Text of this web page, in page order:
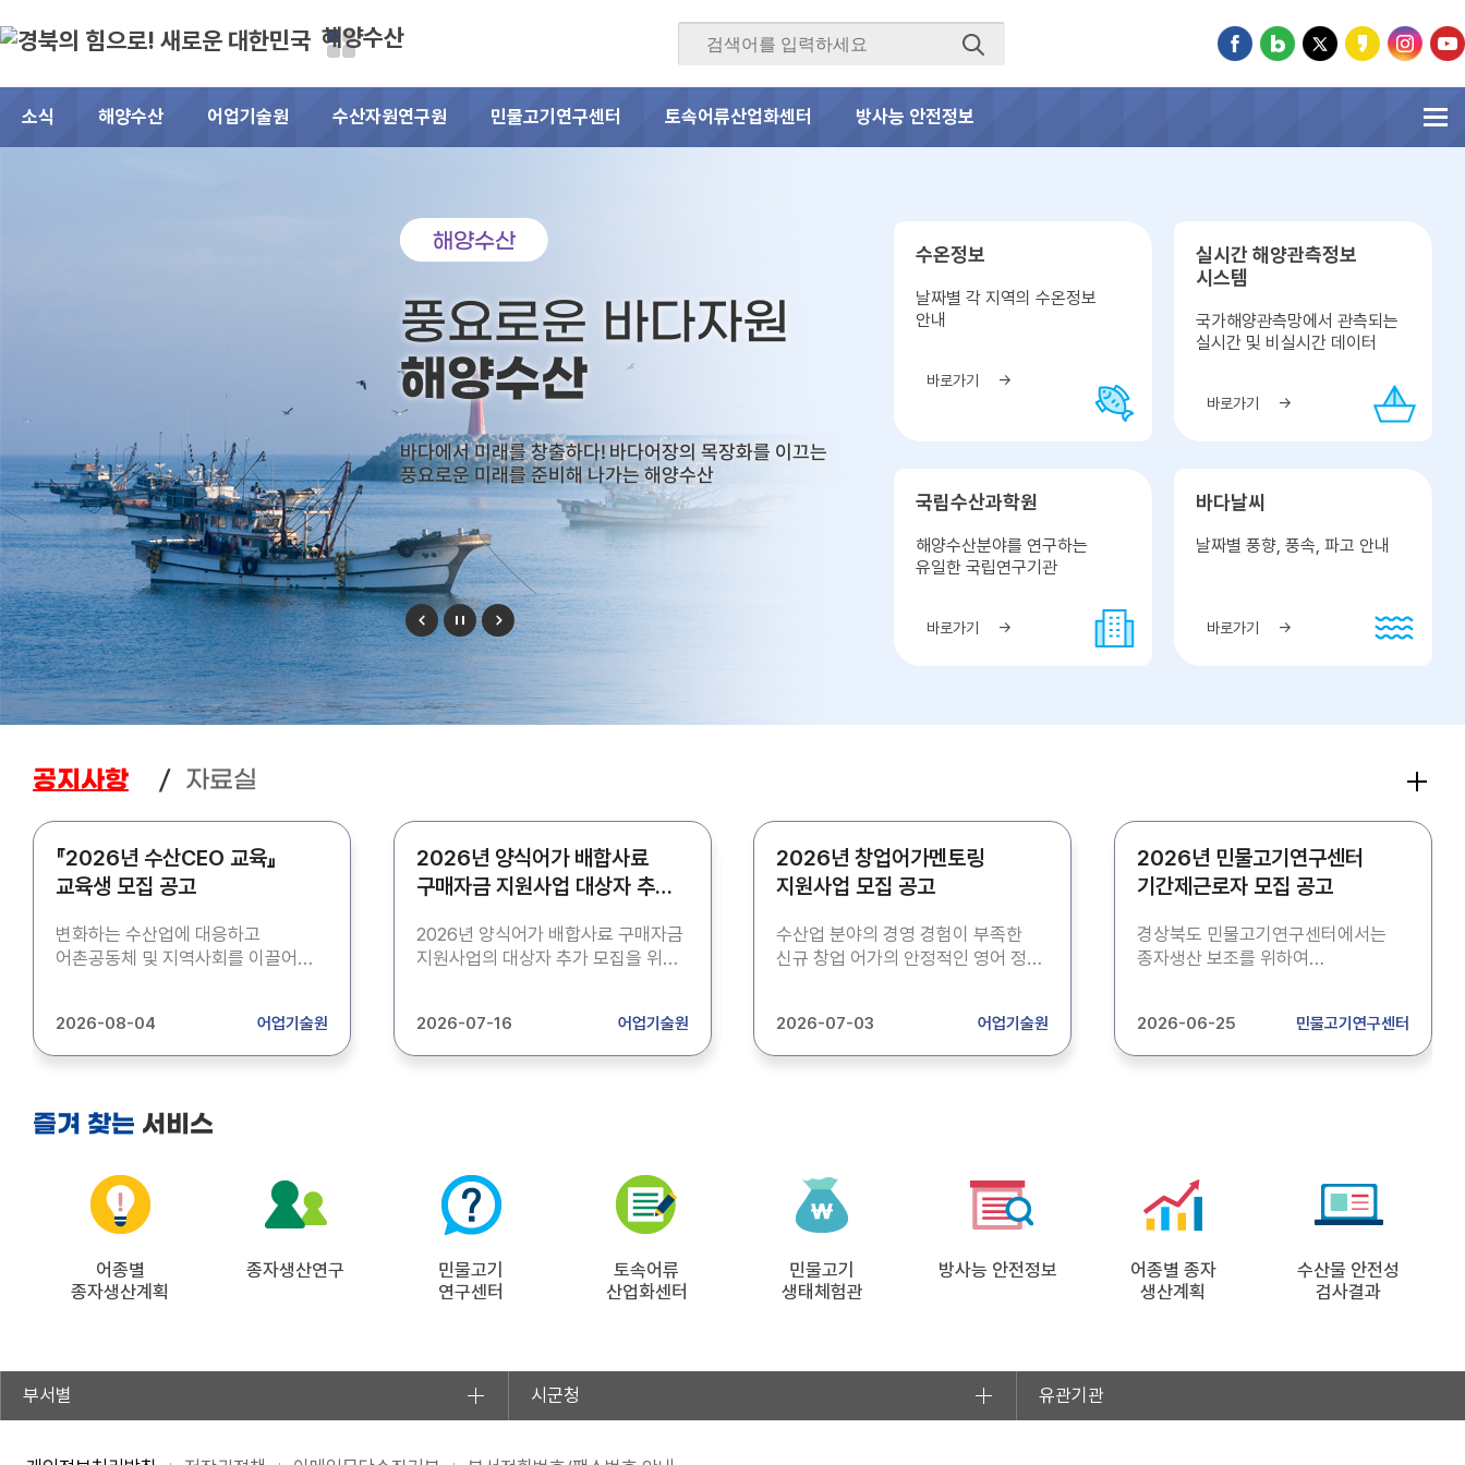
해양수산
소식 해양수산 어업기술원 수산자원연구원 민물고기연구센터 토속어류산업화센터 방사능 안전정보
해양수산
풍요로운 바다자원
해양수산
바다에서 미래를 창출하다! 바다어장의 목장화를 이끄는
풍요로운 미래를 준비해 나가는 해양수산
수온정보
날짜별 각 지역의 수온정보
안내
바로가기
실시간 해양관측정보
시스템
국가해양관측망에서 관측되는
실시간 및 비실시간 데이터
바로가기
국립수산과학원
해양수산분야를 연구하는
유일한 국립연구기관
바로가기
바다날씨
날짜별 풍향, 풍속, 파고 안내
바로가기
공지사항
『2026년 수산CEO 교육』
교육생 모집 공고
변화하는 수산업에 대응하고
어촌공동체 및 지역사회를 이끌어갈
모집합니다. - 접수기간 : 2026. 8. 4.
(화) ~ 8. 13.(목) 17:00 - 모집인원 :
접수는 2026. 8. 13.(목) 17:00
경상북도어업기술원 어업기술지원과
인력육성팀(054-240-2130)
2026-08-04 어업기술원
2026년 양식어가 배합사료
구매자금 지원사업 대상자 추가
2026년 양식어가 배합사료 구매자금
지원사업의 대상자 추가 모집을 위해
신청하여 주시기 바랍니다. 1.
신청기간: 2026. 7. 16.(목) ~ 7. 22.
문의: 054-240-0324, FAX: 054-
242-1641 - 북부지원: 우)36426
영덕군 영덕읍 강영로 476-3 문의:
8877 * 붙임의 공고문을 꼼꼼이
확인하신 후 관할기관 및 제출서류를
2026-07-16 어업기술원
2026년 창업어가멘토링
지원사업 모집 공고
수산업 분야의 경영 경험이 부족한
신규 창업 어가의 안정적인 영어 정착
“2026년도 창업어가 멘토링
지원사업”의 신청자를 아래와 같이
(공고문)에 적합한 자 3. 신청기간 :
2026. 7. 3.(금) ~ 7. 24(금) 4. 접 수
처 : 경상북도 어업기술원
구비서류 - 대상 지원자(멘티) :
창업어가 멘토링 지원대상 신청서
(서식2-1) 및 운영계획서(서식2-2)
2026-07-03 어업기술원
2026년 민물고기연구센터
기간제근로자 모집 공고
경상북도 민물고기연구센터에서는
종자생산 보조를 위하여
6. 24.(수) ~ 7. 1.(수), 18:00까지 2.
선발일원 : 1명 3. 근무기간 : 2026. 7.
3532) 5. 업무내용 : 종자생산보조,
생태체험관 관리 6. 문 의 : ☎ 054-
783-9413~4 * 자세한 사항은
2026-06-25 민물고기연구센터
자료실
즐겨 찾는 서비스
어종별
종자생산계획
종자생산연구
민물고기
연구센터
토속어류
산업화센터
민물고기
생태체험관
방사능 안전정보
어종별 종자
생산계획
수산물 안전성
검사결과
부서별 시군청 유관기관